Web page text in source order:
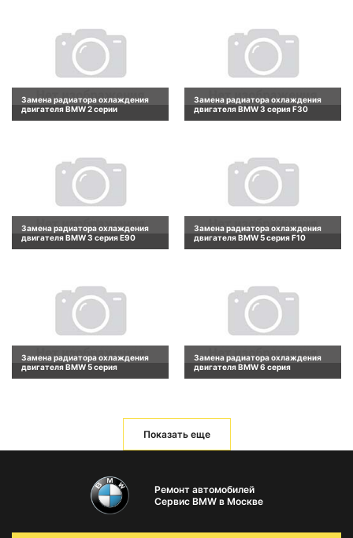
Замена радиатора охлаждения
двигателя BMW 2 серии
Замена радиатора охлаждения
двигателя BMW 3 серия F30
Замена радиатора охлаждения
двигателя BMW 3 серия E90
Замена радиатора охлаждения
двигателя BMW 5 серия F10
Замена радиатора охлаждения
двигателя BMW 5 серия
Замена радиатора охлаждения
двигателя BMW 6 серия
Показать еще
Ремонт автомобилей
Сервис BMW в Москве